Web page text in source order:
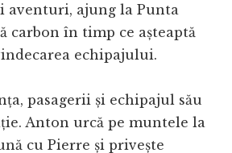
aventuri, ajung la Punta
carbon în timp ce așteaptă
echipajului.
pasagerii și echipajul său
Anton urcă pe muntele la
cu Pierre și privește